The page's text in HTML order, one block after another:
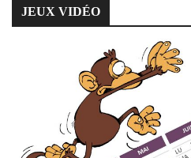
JEUX VIDÉO